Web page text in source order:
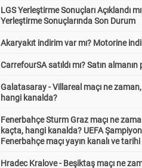
LGS Yerleştirme Sonuçları Açıklandı
Yerleştirme Sonuçlarında Son Durum
Akaryakıt indirim var mı? Motorine
CarrefourSA satıldı mı? Satın almanın
Galatasaray - Villareal maçı ne
hangi kanalda?
Fenerbahçe Sturm Graz maçı ne
kaçta, hangi kanalda? UEFA
Fenerbahçe maçı yayın kanalı ve tarihi
Hradec Kralove - Beşiktaş maçı ne